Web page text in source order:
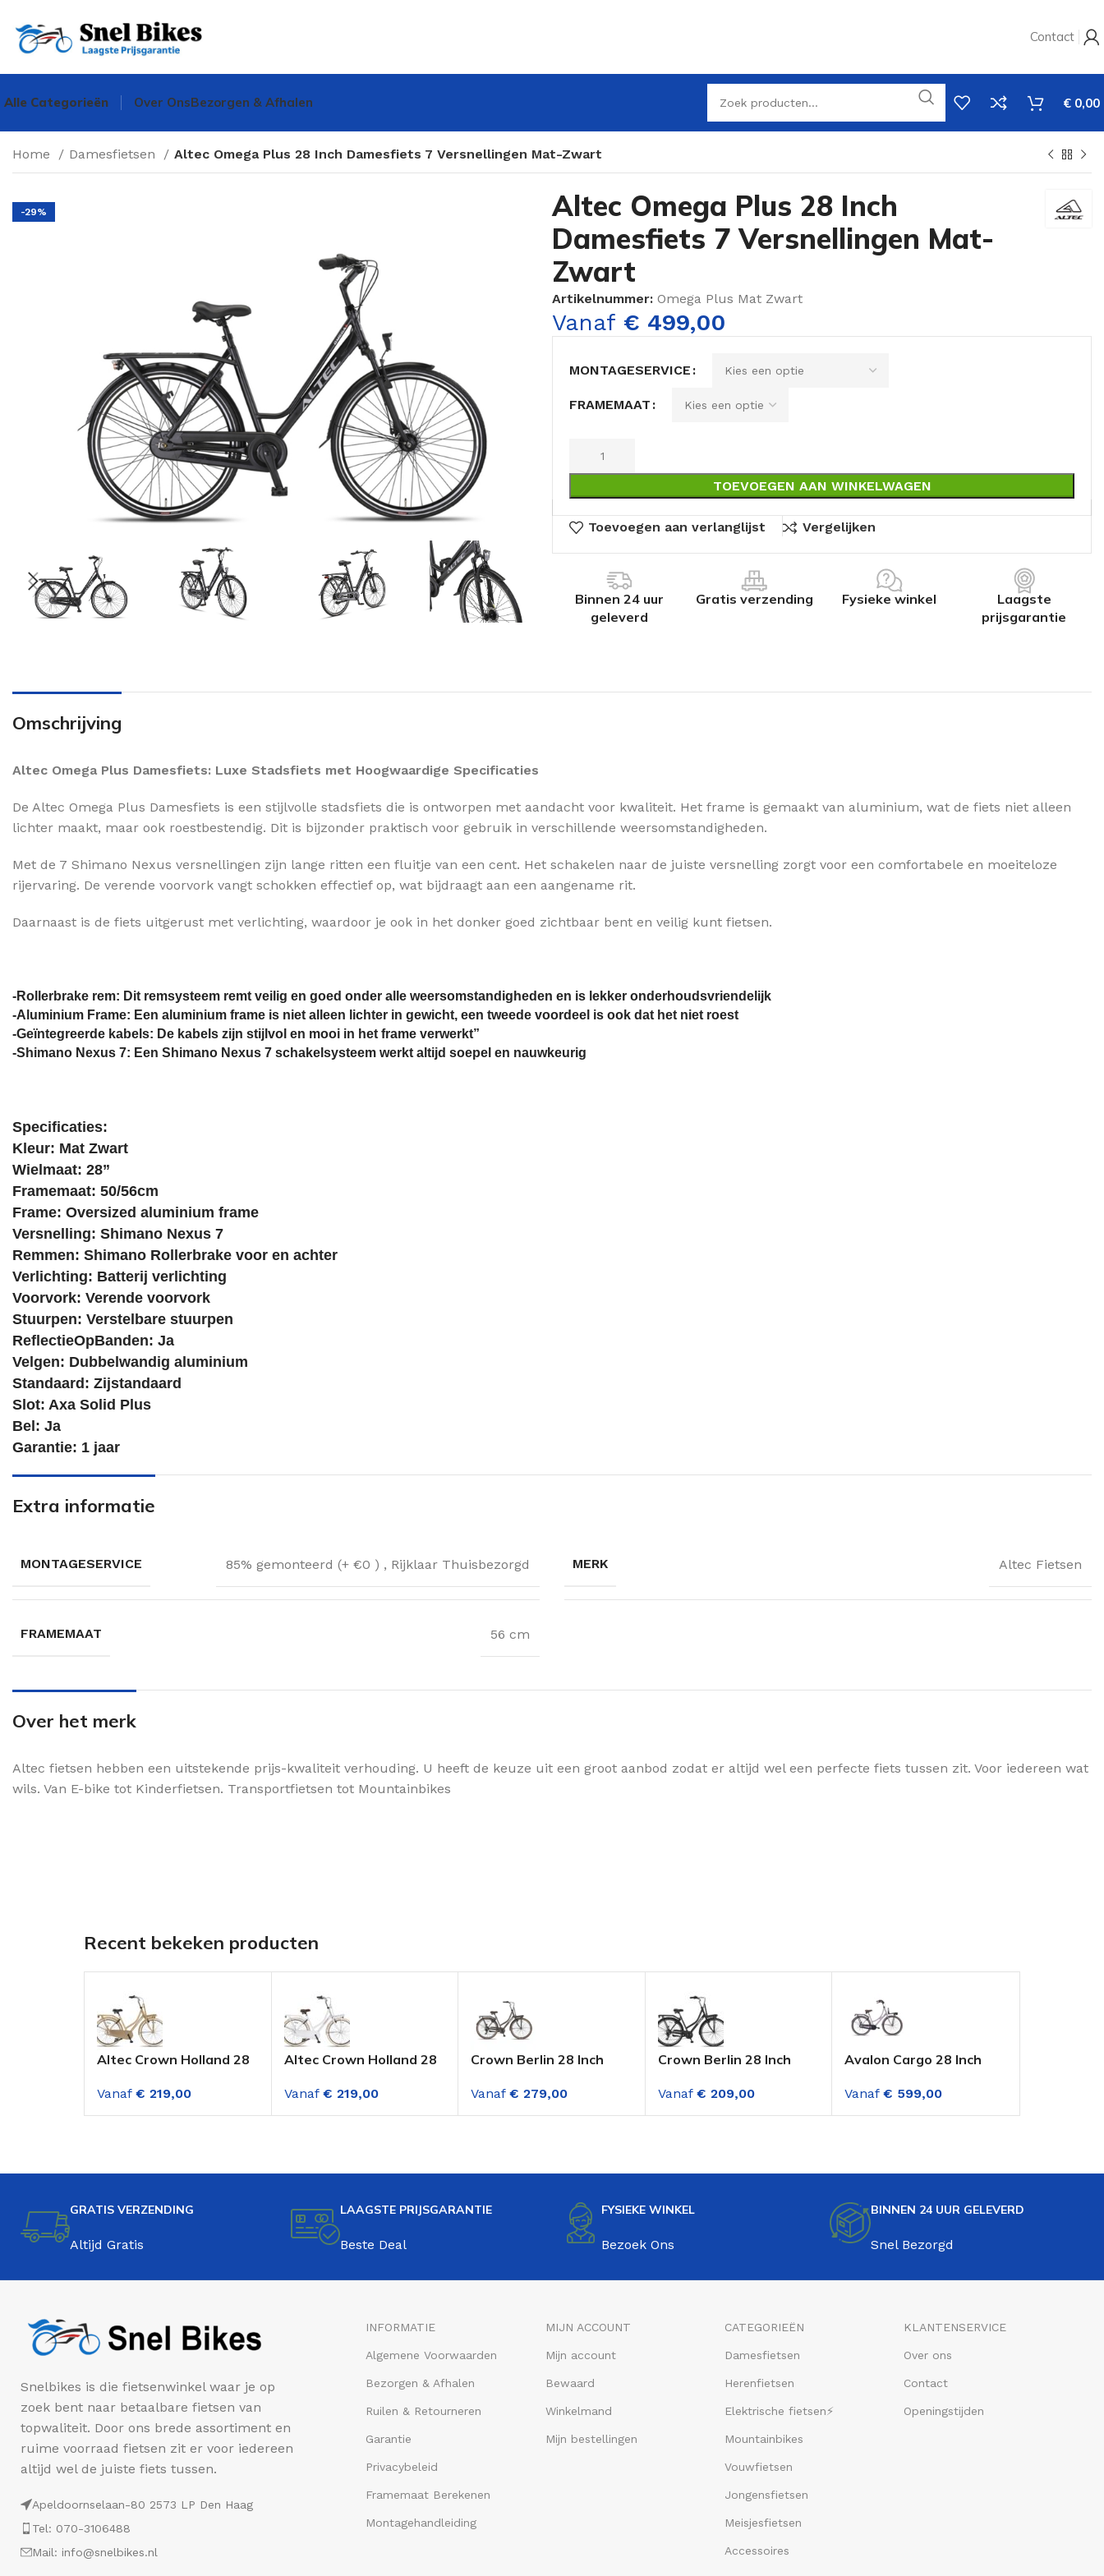
Contact
Alle Categorieën Over OnsBezorgen & Afhalen € 0,00
Home Damesfietsen Altec Omega Plus 28 Inch Damesfiets 7 Versnellingen Mat-Zwart
-29%
Altec Omega Plus 28 Inch
Damesfiets 7 Versnellingen Mat-
Zwart
Artikelnummer: Omega Plus Mat Zwart
Vanaf € 499,00
MONTAGESERVICE
FRAMEMAAT
TOEVOEGEN AAN WINKELWAGEN
Toevoegen aan verlanglijst Vergelijken
Binnen 24 uur
geleverd
Gratis verzending Fysieke winkel
Laagste
prijsgarantie
Omschrijving
Altec Omega Plus Damesfiets: Luxe Stadsfiets met Hoogwaardige Specificaties
De Altec Omega Plus Damesfiets is een stijlvolle stadsfiets die is ontworpen met aandacht voor kwaliteit. Het frame is gemaakt van aluminium, wat de fiets niet alleen
lichter maakt, maar ook roestbestendig. Dit is bijzonder praktisch voor gebruik in verschillende weersomstandigheden.
Met de 7 Shimano Nexus versnellingen zijn lange ritten een fluitje van een cent. Het schakelen naar de juiste versnelling zorgt voor een comfortabele en moeiteloze
rijervaring. De verende voorvork vangt schokken effectief op, wat bijdraagt aan een aangename rit.
Daarnaast is de fiets uitgerust met verlichting, waardoor je ook in het donker goed zichtbaar bent en veilig kunt fietsen.
-Rollerbrake rem: Dit remsysteem remt veilig en goed onder alle weersomstandigheden en is lekker onderhoudsvriendelijk
-Aluminium Frame: Een aluminium frame is niet alleen lichter in gewicht, een tweede voordeel is ook dat het niet roest
-Geïntegreerde kabels: De kabels zijn stijlvol en mooi in het frame verwerkt”
-Shimano Nexus 7: Een Shimano Nexus 7 schakelsysteem werkt altijd soepel en nauwkeurig
Specificaties:
Kleur: Mat Zwart
Wielmaat: 28”
Framemaat: 50/56cm
Frame: Oversized aluminium frame
Versnelling: Shimano Nexus 7
Remmen: Shimano Rollerbrake voor en achter
Verlichting: Batterij verlichting
Voorvork: Verende voorvork
Stuurpen: Verstelbare stuurpen
ReflectieOpBanden: Ja
Velgen: Dubbelwandig aluminium
Standaard: Zijstandaard
Slot: Axa Solid Plus
Bel: Ja
Garantie: 1 jaar
Extra informatie
MONTAGESERVICE 85% gemonteerd (+ €0 ) , Rijklaar Thuisbezorgd MERK Altec Fietsen
FRAMEMAAT 56 cm
Over het merk
Altec fietsen hebben een uitstekende prijs-kwaliteit verhouding. U heeft de keuze uit een groot aanbod zodat er altijd wel een perfecte fiets tussen zit. Voor iedereen wat
wils. Van E-bike tot Kinderfietsen. Transportfietsen tot Mountainbikes
Recent bekeken producten
Altec Crown Holland 28
Dame Gold
Vanaf € 219,00
Altec Crown Holland 28
Dame Holywood White
Vanaf € 219,00
Crown Berlin 28 Inch
Versnellingen Ash Grey
Vanaf € 279,00
Crown Berlin 28 Inch
Versnellingen Mat
Zwart
Vanaf € 209,00
Avalon Cargo 28 Inch
Versnellingen Oud Roze
Vanaf € 599,00
GRATIS VERZENDING
Altijd Gratis
LAAGSTE PRIJSGARANTIE
Beste Deal
FYSIEKE WINKEL
Bezoek Ons
BINNEN 24 UUR GELEVERD
Snel Bezorgd
Snelbikes is die fietsenwinkel waar je op
zoek bent naar betaalbare fietsen van
topwaliteit. Door ons brede assortiment en
ruime voorraad fietsen zit er voor iedereen
altijd wel de juiste fiets tussen.
Apeldoornselaan-80 2573 LP Den Haag
Tel: 070-3106488
Mail: info@snelbikes.nl
INFORMATIE
Algemene Voorwaarden
Bezorgen & Afhalen
Ruilen & Retourneren
Garantie
Privacybeleid
Framemaat Berekenen
Montagehandleiding
MIJN ACCOUNT
Mijn account
Bewaard
Winkelmand
Mijn bestellingen
CATEGORIEËN
Damesfietsen
Herenfietsen
Elektrische fietsen⚡
Mountainbikes
Vouwfietsen
Jongensfietsen
Meisjesfietsen
Accessoires
KLANTENSERVICE
Over ons
Contact
Openingstijden